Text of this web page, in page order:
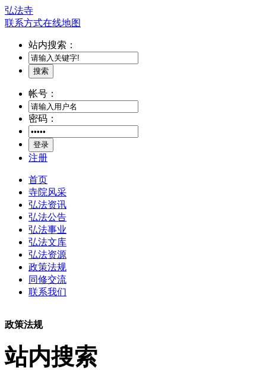
弘法寺
联系方式在线地图
站内搜索：
搜索
帐号：
密码：
登录
注册
首页
寺院风采
弘法资讯
弘法公告
弘法事业
弘法文库
弘法资源
政策法规
同修交流
联系我们
政策法规
站内搜索